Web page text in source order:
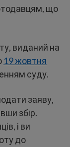
що
виданий на
19 жовтня
суду.
заяву,
збір.
і ви
до